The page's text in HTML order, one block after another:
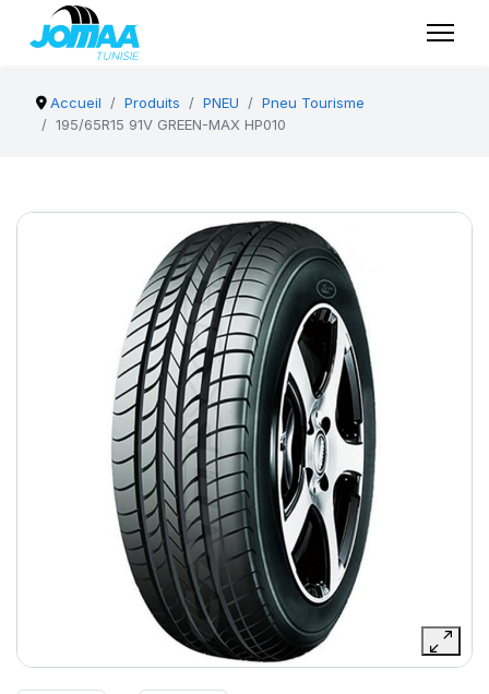
Accueil Produits PNEU
Pneu Tourisme
195/65R15 91V GREEN-MAX HP010